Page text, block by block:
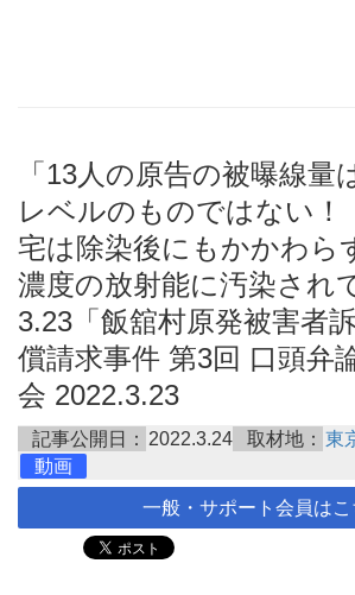
「13人の原告の被曝線量
レベルのものではない
宅は除染後にもかかわら
濃度の放射能に汚染され
3.23「飯舘村原発被害者
償請求事件 第3回 口頭弁
会 2022.3.23
記事公開日： 2022.3.24 取材地： 東
動画
一般・サポート会員はこ